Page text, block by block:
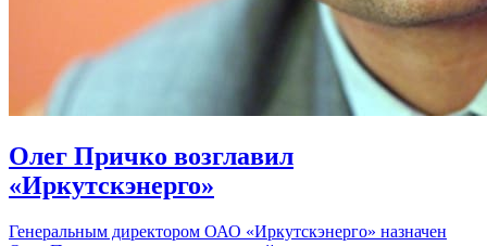
Олег Причко возглавил
«Иркутскэнерго»
Генеральным директором ОАО «Иркутскэнерго» назначен